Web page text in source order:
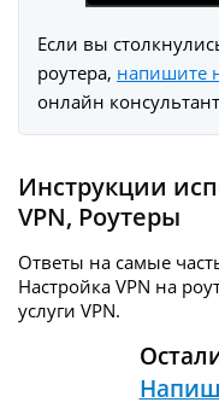
Eсли вы
роутера, напишите
онлайн
Инструкции
VPN, Роутеры
Ответы на самые
Настройка VPN на
услуги VPN.